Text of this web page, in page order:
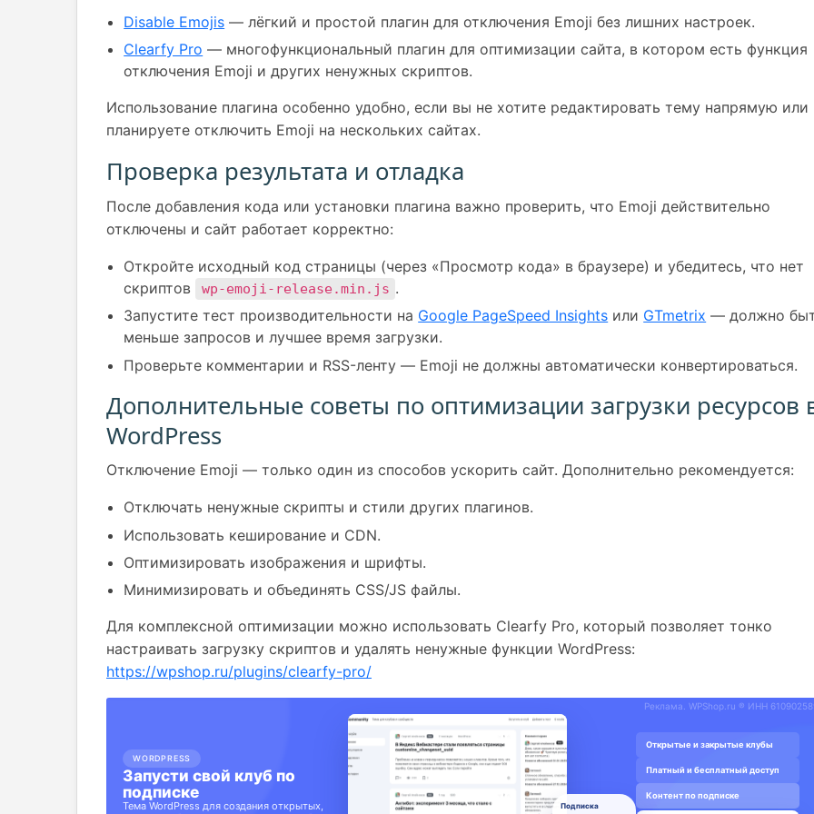
Disable Emojis — лёгкий и простой плагин для отключения Emoji без лишних настроек.
Clearfy Pro — многофункциональный плагин для оптимизации сайта, в котором есть функция
отключения Emoji и других ненужных скриптов.
Использование плагина особенно удобно, если вы не хотите редактировать тему напрямую или
планируете отключить Emoji на нескольких сайтах.
Проверка результата и отладка
После добавления кода или установки плагина важно проверить, что Emoji действительно
отключены и сайт работает корректно:
Откройте исходный код страницы (через «Просмотр кода» в браузере) и убедитесь, что нет
скриптов
wp-emoji-release.min.js .
Запустите тест производительности на Google PageSpeed Insights или GTmetrix — должно
меньше запросов и лучшее время загрузки.
Проверьте комментарии и RSS-ленту — Emoji не должны автоматически конвертироваться.
Дополнительные советы по оптимизации загрузки ресурсов
WordPress
Отключение Emoji — только один из способов ускорить сайт. Дополнительно рекомендуется:
Отключать ненужные скрипты и стили других плагинов.
Использовать кеширование и CDN.
Оптимизировать изображения и шрифты.
Минимизировать и объединять CSS/JS файлы.
Для комплексной оптимизации можно использовать Clearfy Pro, который позволяет тонко
настраивать загрузку скриптов и удалять ненужные функции WordPress:
https://wpshop.ru/plugins/clearfy-pro/